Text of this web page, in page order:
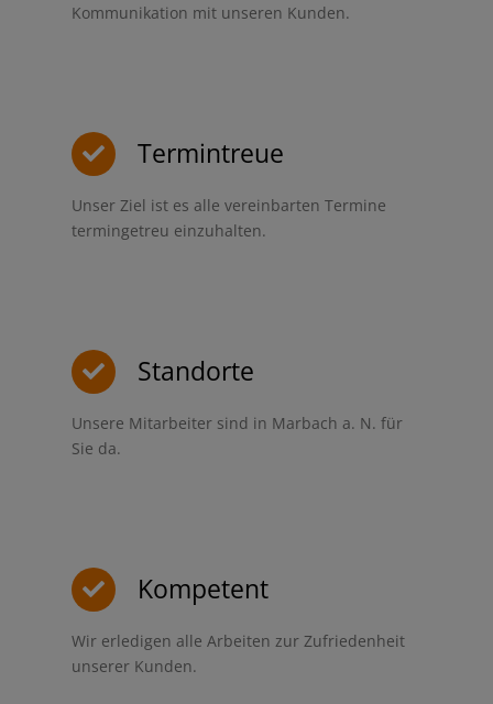
Kommunikation mit unseren Kunden.
Termintreue
Unser Ziel ist es alle vereinbarten Termine
termingetreu einzuhalten.
Standorte
Unsere Mitarbeiter sind in Marbach a. N. für
Sie da.
Kompetent
Wir erledigen alle Arbeiten zur Zufriedenheit
unserer Kunden.